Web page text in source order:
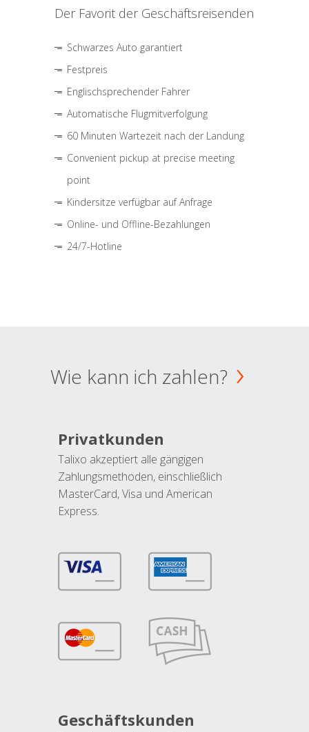
Der Favorit der Geschäftsreisenden
Schwarzes Auto garantiert
Festpreis
Englischsprechender Fahrer
Automatische Flugmitverfolgung
60 Minuten Wartezeit nach der Landung
Convenient pickup at precise meeting
point
Kindersitze verfügbar auf Anfrage
Online- und Offline-Bezahlungen
24/7-Hotline
Wie kann ich zahlen?
Privatkunden
Talixo akzeptiert alle gängigen
Zahlungsmethoden, einschließlich
MasterCard, Visa und American
Express.
Geschäftskunden